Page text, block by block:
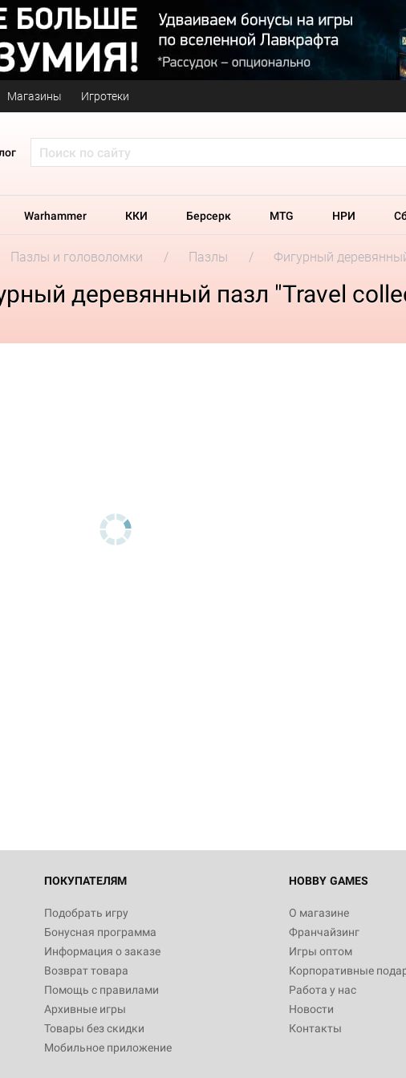
Магазины Игротеки
Warhammer ККИ Берсерк MTG НРИ
Пазлы и головоломки Пазлы Фигурный
деревянный пазл "Travel
ПОКУПАТЕЛЯМ
Подобрать игру
Бонусная программа
Информация о заказе
Возврат товара
Помощь с правилами
Архивные игры
Товары без скидки
Мобильное приложение
HOBBY GAMES
О магазине
Франчайзинг
Игры оптом
Корпоративные
Работа у нас
Новости
Контакты